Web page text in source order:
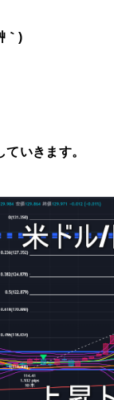
｀)
いきます。